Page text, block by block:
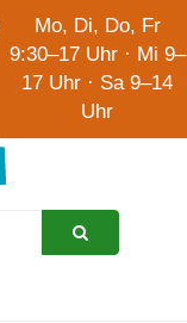
Mo, Di, Do, Fr
9:30–17 Uhr · Mi 9–
17 Uhr · Sa 9–14
Uhr